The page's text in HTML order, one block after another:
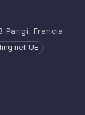
Parigi, Francia
nell'UE